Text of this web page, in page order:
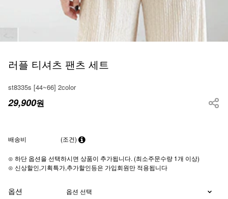
러플 티셔츠 팬츠 세트
st8335s [44~66] 2color
29,900원
배송비 (조건)
⊙ 하단 옵션을 선택하시면 상품이 추가됩니다. (최소주문수량 1개 이상)
⊙ 신상할인,기획특가,추가할인등은 가입회원만 적용됩니다
옵션